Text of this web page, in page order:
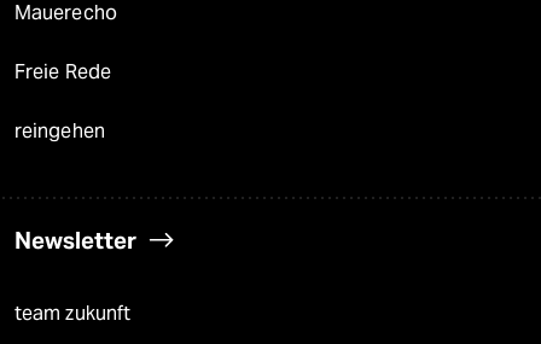
Mauerecho
Freie Rede
reingehen
Newsletter
team zukunft